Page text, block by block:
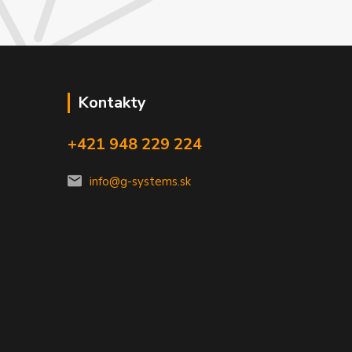
Kontakty
+421 948 229 224
info@g-systems.sk